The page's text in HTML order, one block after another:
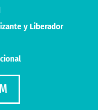
y Liberador